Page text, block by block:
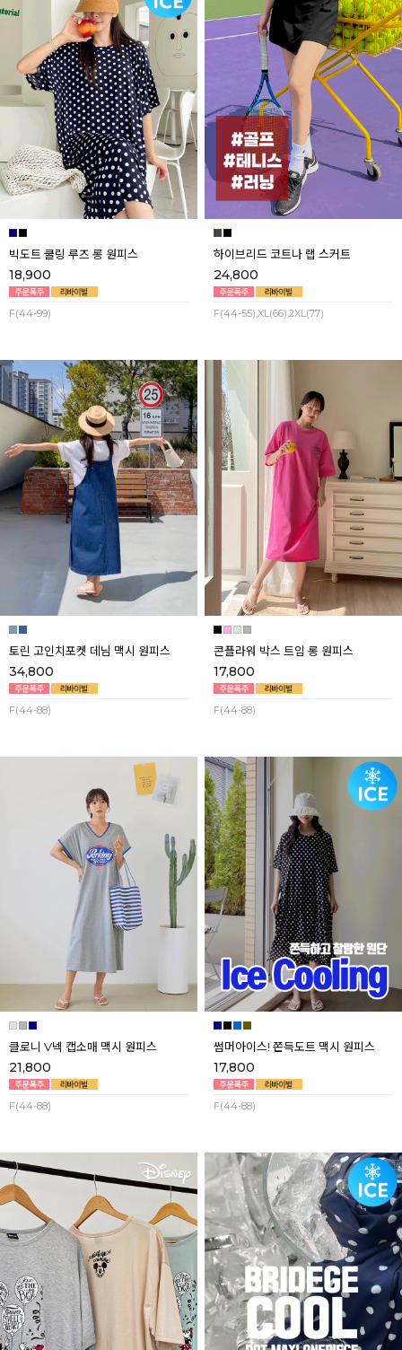
빅도트 쿨링 루즈 롱 원피스
18,900
F(44-99)
하이브리드 코트나 랩 스커트
24,800
F(44-55),XL(66),2XL(77)
토린 고인치포켓 데님 맥시 원피스
34,800
F(44-88)
콘플라워 박스 트임 롱 원피스
17,800
F(44-88)
클로니 V넥 캡소매 맥시 원피스
21,800
F(44-88)
썸머아이스! 쫀득도트 맥시 원피스
17,800
F(44-88)